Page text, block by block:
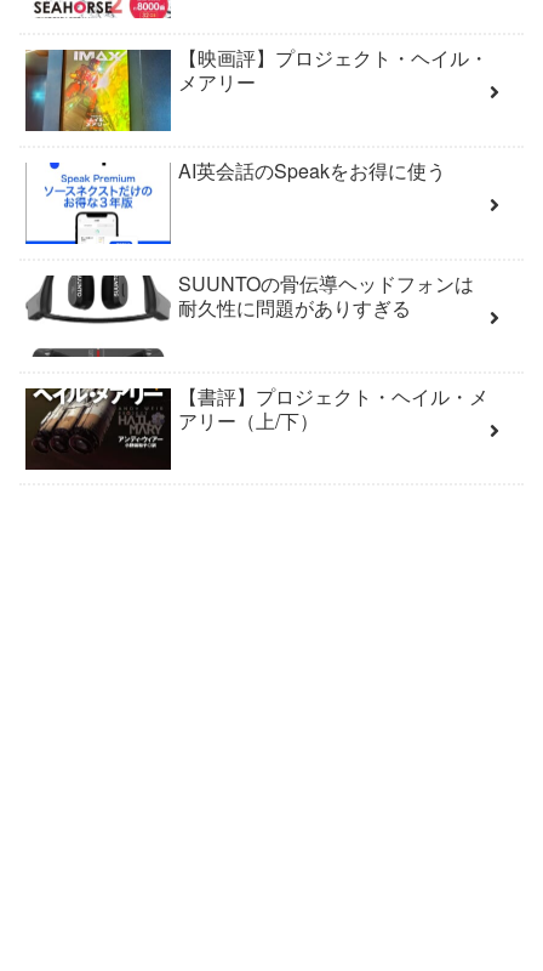
【映画評】プロジェクト・ヘイル・
メアリー
AI英会話のSpeakをお得に使う
SUUNTOの骨伝導ヘッドフォンは
耐久性に問題がありすぎる
【書評】プロジェクト・ヘイル・メ
アリー（上/下）